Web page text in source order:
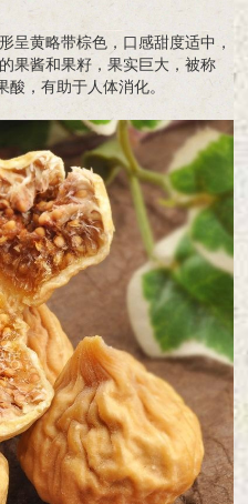
呈黄略带棕色，口感甜度适中，
果酱和果籽，果实巨大，被称
酸，有助于人体消化。